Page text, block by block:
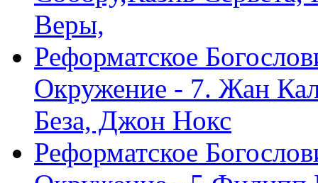
Веры,
Реформатское
Окружение - 7. Жан
Беза, Джон Нокс
Реформатское